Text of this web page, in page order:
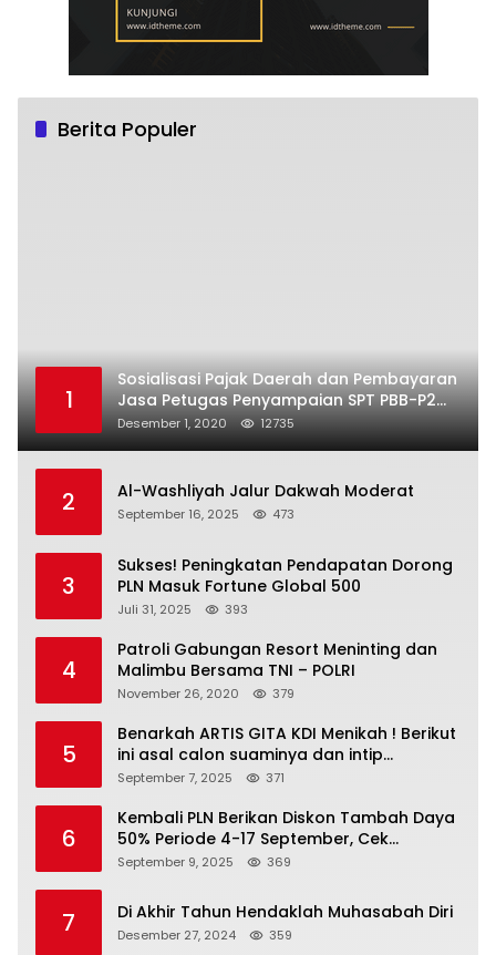
Berita Populer
1
Sosialisasi Pajak Daerah dan Pembayaran
Jasa Petugas Penyampaian SPT PBB-P2
Kota Mataram
Desember 1, 2020 12735
2 Al-Washliyah Jalur Dakwah Moderat
September 16, 2025 473
3
Sukses! Peningkatan Pendapatan Dorong
PLN Masuk Fortune Global 500
Juli 31, 2025 393
4
Patroli Gabungan Resort Meninting dan
Malimbu Bersama TNI – POLRI
November 26, 2020 379
5
Benarkah ARTIS GITA KDI Menikah ! Berikut
ini asal calon suaminya dan intip
undangannya
September 7, 2025 371
6
Kembali PLN Berikan Diskon Tambah Daya
50% Periode 4-17 September, Cek
Ketentuannya!
September 9, 2025 369
7 Di Akhir Tahun Hendaklah Muhasabah Diri
Desember 27, 2024 359